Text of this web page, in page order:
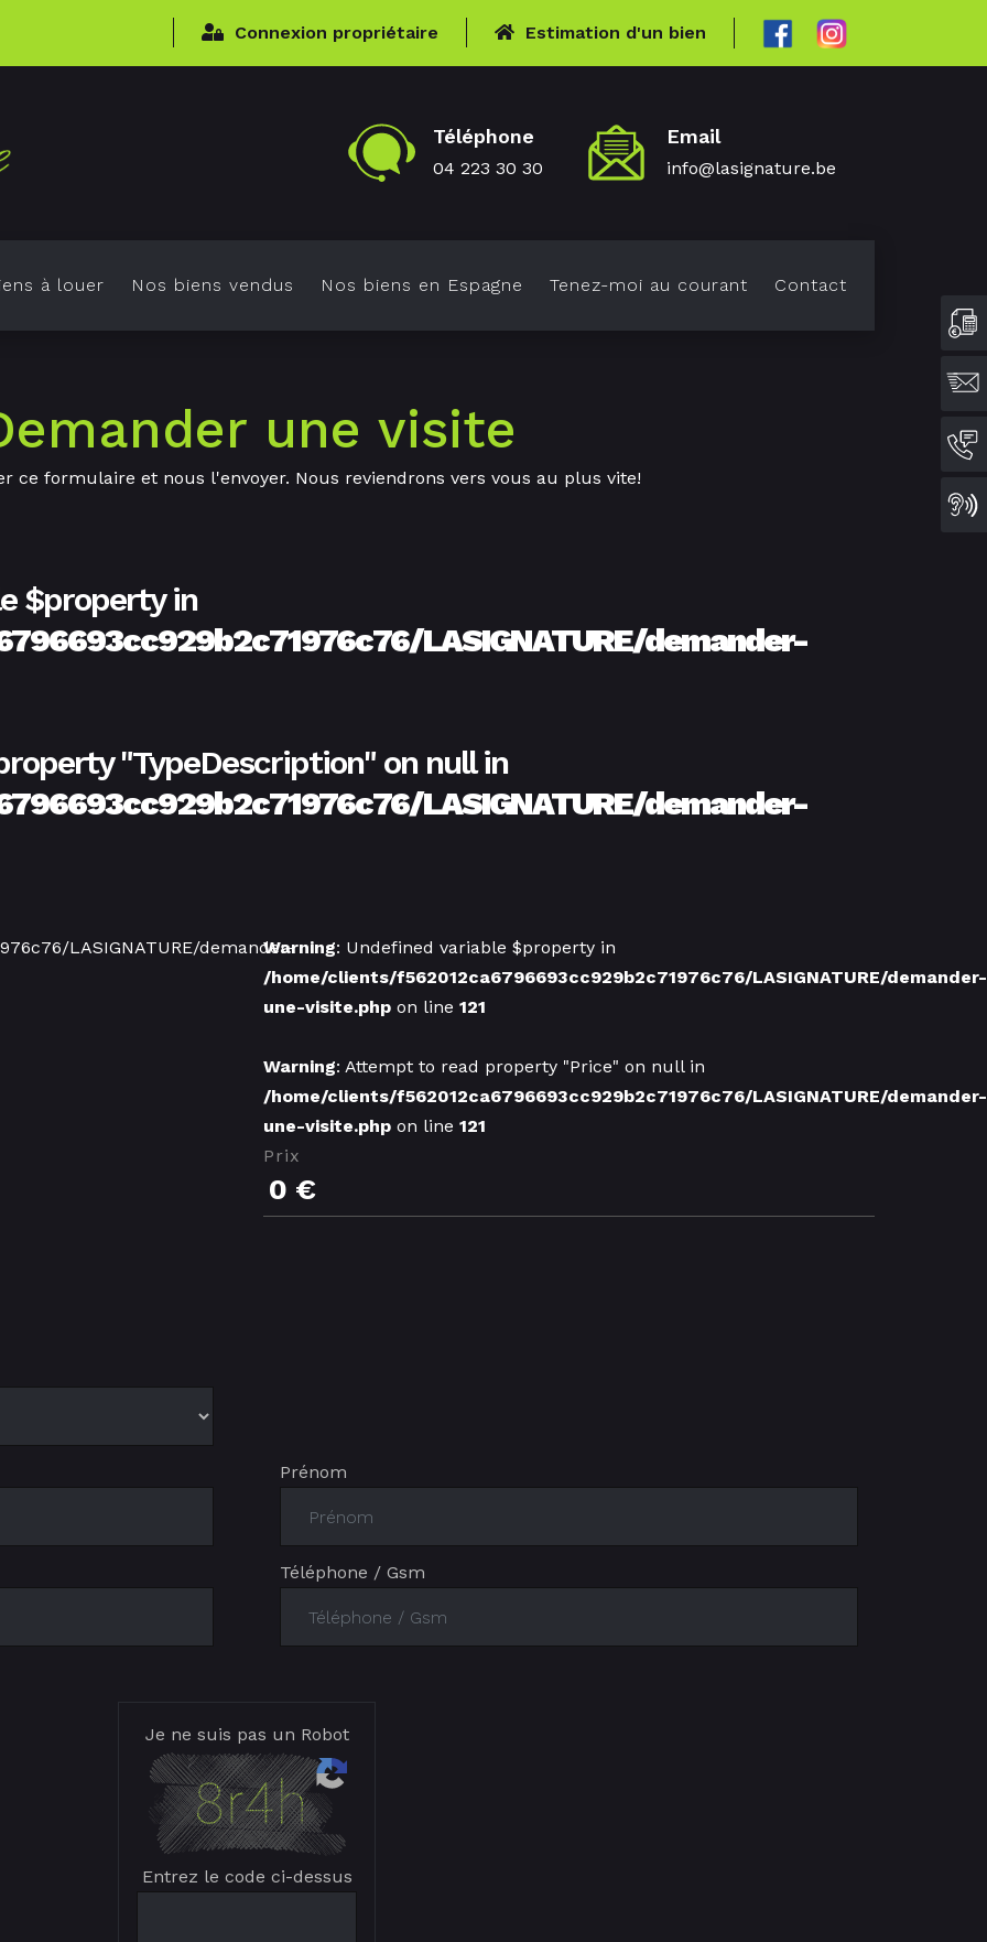
Connexion propriétaire Estimation d'un bien
Téléphone
04 223 30 30
Email
info@lasignature.be
à louer Nos biens vendus Nos biens en Espagne Tenez-moi au courant Contact
une visite
ce formulaire et nous l'envoyer. Nous reviendrons vers vous au plus vite!
$property in
LASIGNATURE/demander-
"TypeDescription" on null in
LASIGNATURE/demander-
LASIGNATURE/demander-Warning: Undefined variable $property in
/home/clients/f562012ca6796693cc929b2c71976c76/LASIGNATURE/demander-
une-visite.php on line 121
Warning: Attempt to read property "Price" on null in
/home/clients/f562012ca6796693cc929b2c71976c76/LASIGNATURE/demander-
une-visite.php on line 121
Prix
0 €
Prénom
Téléphone / Gsm
Je ne suis pas un Robot
Entrez le code ci-dessus